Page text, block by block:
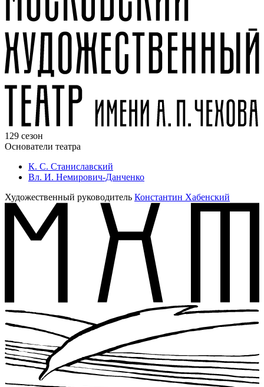
129 сезон
Основатели театра
К. С. Станиславский
Вл. И. Немирович-Данченко
Художественный руководитель Константин Хабенский